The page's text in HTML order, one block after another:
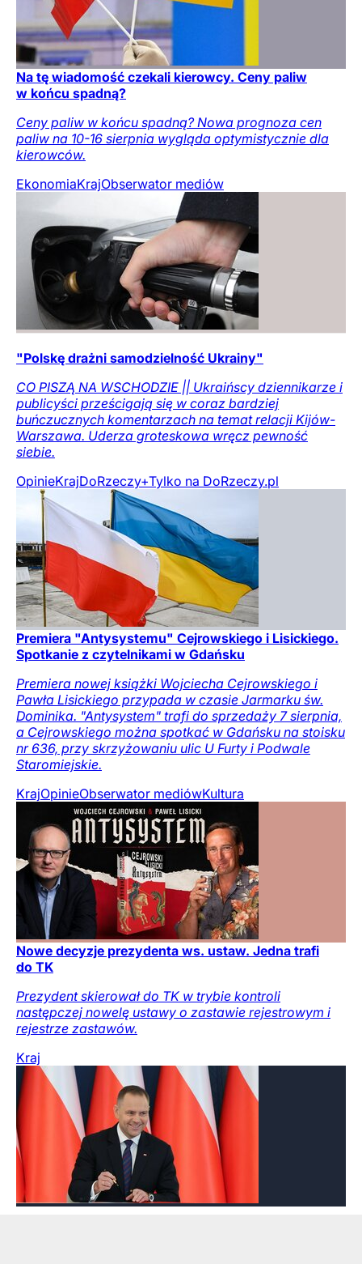
Na tę wiadomość czekali kierowcy. Ceny paliw
w końcu spadną?
Ceny paliw w końcu spadną? Nowa prognoza cen
paliw na 10-16 sierpnia wygląda optymistycznie dla
kierowców.
EkonomiaKrajObserwator mediów
"Polskę drażni samodzielność Ukrainy"
CO PISZĄ NA WSCHODZIE || Ukraińscy dziennikarze i
publicyści prześcigają się w coraz bardziej
buńczucznych komentarzach na temat relacji Kijów-
Warszawa. Uderza groteskowa wręcz pewność
siebie.
OpinieKrajDoRzeczy+Tylko na DoRzeczy.pl
Premiera "Antysystemu" Cejrowskiego i Lisickiego.
Spotkanie z czytelnikami w Gdańsku
Premiera nowej książki Wojciecha Cejrowskiego i
Pawła Lisickiego przypada w czasie Jarmarku św.
Dominika. "Antysystem" trafi do sprzedaży 7 sierpnia,
a Cejrowskiego można spotkać w Gdańsku na stoisku
nr 636, przy skrzyżowaniu ulic U Furty i Podwale
Staromiejskie.
KrajOpinieObserwator mediówKultura
Nowe decyzje prezydenta ws. ustaw. Jedna trafi
do TK
Prezydent skierował do TK w trybie kontroli
następczej nowelę ustawy o zastawie rejestrowym i
rejestrze zastawów.
Kraj